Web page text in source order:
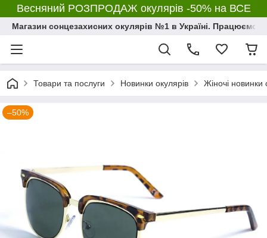
Весняний РОЗПРОДАЖ окулярів -50% на ВСЕ
Магазин сонцезахисних окулярів №1 в Україні. Працюємо з
Товари та послуги Новинки окулярів Жіночі новинки
–50%